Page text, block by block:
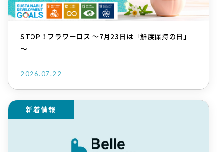
STOP！フラワーロス ～7月23日は「鮮度保持の日」
～
2026.07.22
新着情報